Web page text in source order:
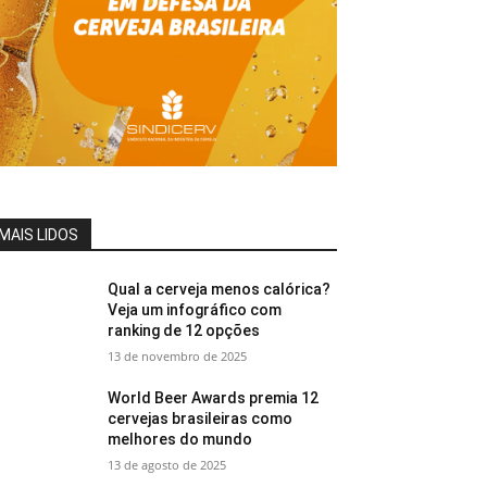
LIDOS
Qual a cerveja menos calórica?
Veja um infográfico com
ranking de 12 opções
13 de novembro de 2025
World Beer Awards premia 12
cervejas brasileiras como
melhores do mundo
13 de agosto de 2025